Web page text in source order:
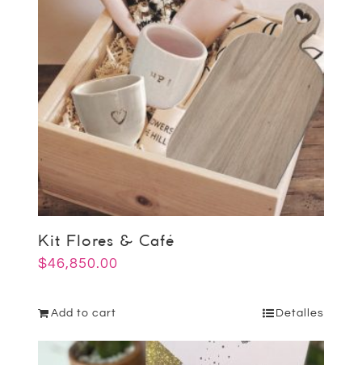
Kit Flores & Café
$46,850.00
Add to cart Detalles